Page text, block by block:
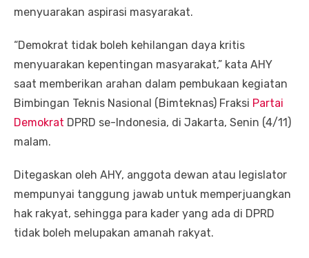
menyuarakan aspirasi masyarakat.
“Demokrat tidak boleh kehilangan daya kritis
menyuarakan kepentingan masyarakat,” kata AHY
saat memberikan arahan dalam pembukaan kegiatan
Bimbingan Teknis Nasional (Bimteknas) Fraksi Partai
Demokrat DPRD se-Indonesia, di Jakarta, Senin (4/11)
malam.
Ditegaskan oleh AHY, anggota dewan atau legislator
mempunyai tanggung jawab untuk memperjuangkan
hak rakyat, sehingga para kader yang ada di DPRD
tidak boleh melupakan amanah rakyat.